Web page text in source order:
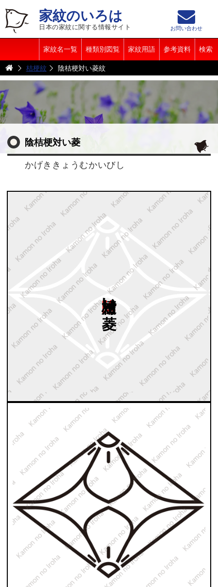
家紋のいろは
日本の家紋に関する情報サイト
家紋名一覧 種類別図覧 家紋用語 参考資料 検索
お問い合わせ
桔梗紋 陰桔梗対い菱紋
陰桔梗対い菱
かげききょうむかいびし
菱